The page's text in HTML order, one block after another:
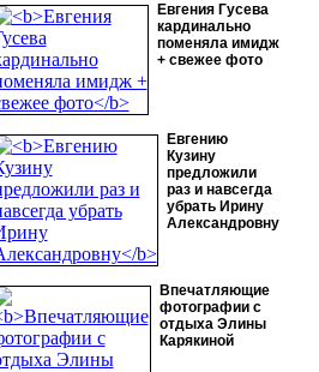
Евгения Гусева
кардинально
поменяла имидж
+ свежее фото
Евгению
Кузину
предложили
раз и навсегда
убрать Ирину
Александровну
Впечатляющие
фотографии с
отдыха Элины
Карякиной